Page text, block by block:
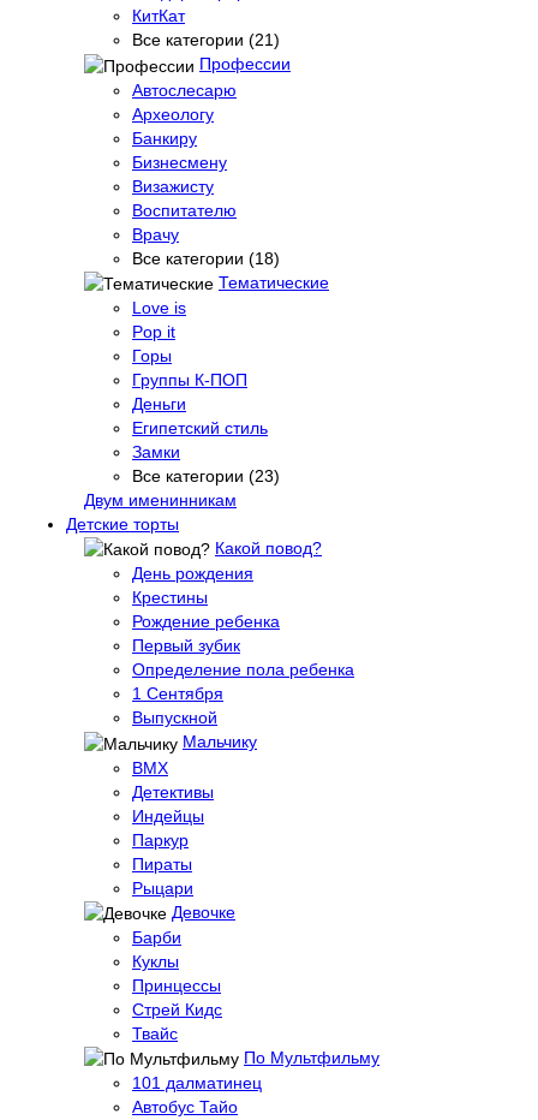
КитКат
Все категории (21)
Профессии
Автослесарю
Археологу
Банкиру
Бизнесмену
Визажисту
Воспитателю
Врачу
Все категории (18)
Тематические
Love is
Pop it
Горы
Группы К-ПОП
Деньги
Египетский стиль
Замки
Все категории (23)
Двум именинникам
Детские торты
Какой повод?
День рождения
Крестины
Рождение ребенка
Первый зубик
Определение пола ребенка
1 Сентября
Выпускной
Мальчику
BMX
Детективы
Индейцы
Паркур
Пираты
Рыцари
Девочке
Барби
Куклы
Принцессы
Стрей Кидс
Твайс
По Мультфильму
101 далматинец
Автобус Тайо